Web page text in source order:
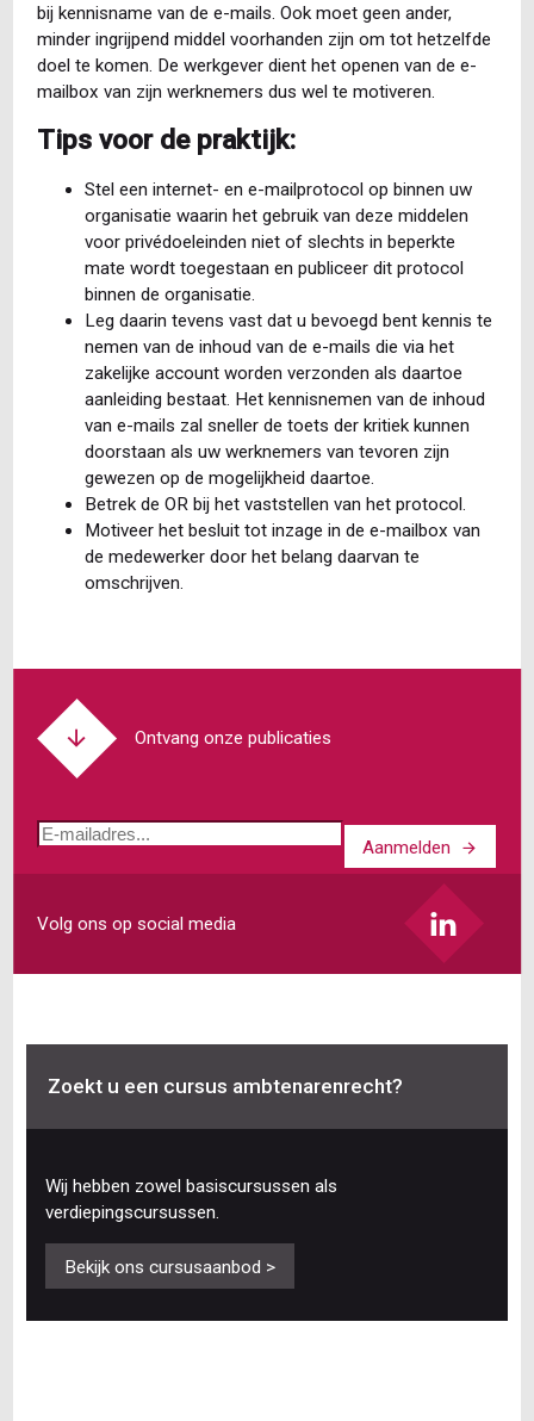
bij kennisname van de e-mails. Ook moet geen ander,
minder ingrijpend middel voorhanden zijn om tot hetzelfde
doel te komen. De werkgever dient het openen van de e-
mailbox van zijn werknemers dus wel te motiveren.
Tips voor de praktijk:
Stel een internet- en e-mailprotocol op binnen uw
organisatie waarin het gebruik van deze middelen
voor privédoeleinden niet of slechts in beperkte
mate wordt toegestaan en publiceer dit protocol
binnen de organisatie.
Leg daarin tevens vast dat u bevoegd bent kennis te
nemen van de inhoud van de e-mails die via het
zakelijke account worden verzonden als daartoe
aanleiding bestaat. Het kennisnemen van de inhoud
van e-mails zal sneller de toets der kritiek kunnen
doorstaan als uw werknemers van tevoren zijn
gewezen op de mogelijkheid daartoe.
Betrek de OR bij het vaststellen van het protocol.
Motiveer het besluit tot inzage in de e-mailbox van
de medewerker door het belang daarvan te
omschrijven.
Ontvang onze publicaties
E-
Aanmelden
Volg ons op social media
Zoekt u een cursus ambtenarenrecht?
Wij hebben zowel basiscursussen als
verdiepingscursussen.
Bekijk ons cursusaanbod >